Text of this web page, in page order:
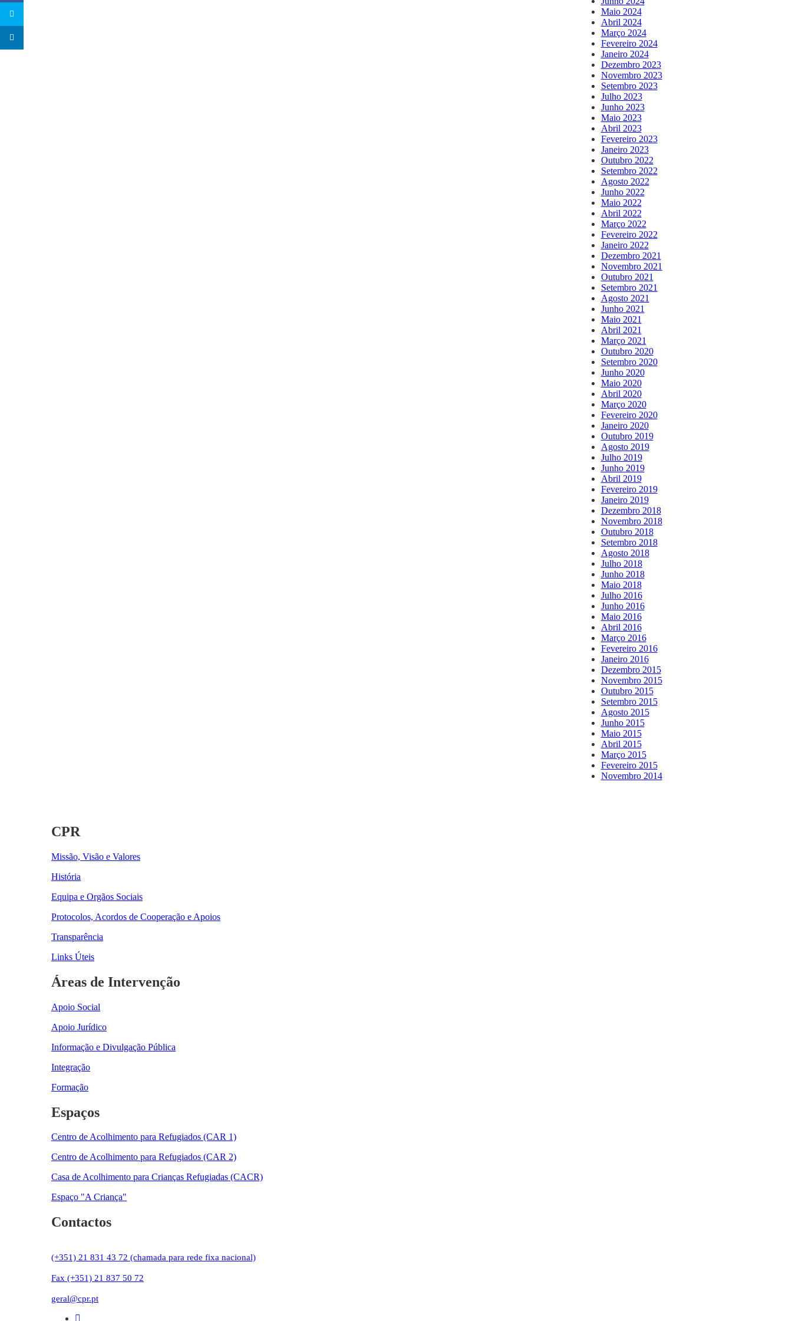
Maio 2024
Abril 2024
Março 2024
Fevereiro 2024
Janeiro 2024
Dezembro 2023
Novembro 2023
Setembro 2023
Julho 2023
Junho 2023
Maio 2023
Abril 2023
Fevereiro 2023
Janeiro 2023
Outubro 2022
Setembro 2022
Agosto 2022
Junho 2022
Maio 2022
Abril 2022
Março 2022
Fevereiro 2022
Janeiro 2022
Dezembro 2021
Novembro 2021
Outubro 2021
Setembro 2021
Agosto 2021
Junho 2021
Maio 2021
Abril 2021
Março 2021
Outubro 2020
Setembro 2020
Junho 2020
Maio 2020
Abril 2020
Março 2020
Fevereiro 2020
Janeiro 2020
Outubro 2019
Agosto 2019
Julho 2019
Junho 2019
Abril 2019
Fevereiro 2019
Janeiro 2019
Dezembro 2018
Novembro 2018
Outubro 2018
Setembro 2018
Agosto 2018
Julho 2018
Junho 2018
Maio 2018
Julho 2016
Junho 2016
Maio 2016
Abril 2016
Março 2016
Fevereiro 2016
Janeiro 2016
Dezembro 2015
Novembro 2015
Outubro 2015
Setembro 2015
Agosto 2015
Junho 2015
Maio 2015
Abril 2015
Março 2015
Fevereiro 2015
Novembro 2014
CPR
Missão, Visão e Valores
História
Equipa e Orgãos Sociais
Protocolos, Acordos de Cooperação e Apoios
Transparência
Links Úteis
Áreas de Intervenção
Apoio Social
Apoio Jurídico
Informação e Divulgação Pública
Integração
Formação
Espaços
Centro de Acolhimento para Refugiados (CAR 1)
Centro de Acolhimento para Refugiados (CAR 2)
Casa de Acolhimento para Crianças Refugiadas (CACR)
Espaço "A Criança"
Contactos
(+351) 21 831 43 72 (chamada para rede fixa nacional)
Fax (+351) 21 837 50 72
geral@cpr.pt